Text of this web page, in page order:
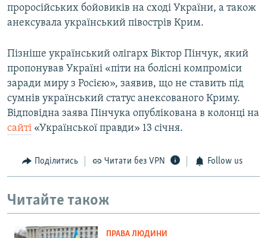
проросійських бойовиків на сході України, а також
анексувала український півострів Крим.
Пізніше український олігарх Віктор Пінчук, який
пропонував Україні «піти на болісні компроміси
заради миру з Росією», заявив, що не ставить під
сумнів український статус анексованого Криму.
Відповідна заява Пінчука опублікована в колонці на
сайті «Української правди» 13 січня.
Поділитись Читати без VPN Follow us
Читайте також
ПРАВА ЛЮДИНИ